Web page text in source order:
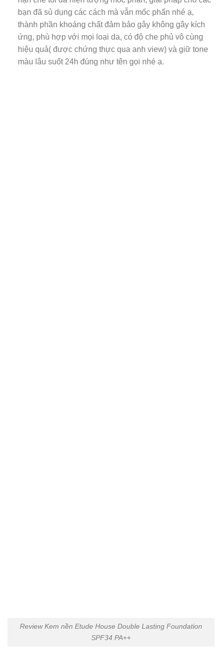
bạn đã sủ dụng các cách mà vẫn mốc phấn nhé ạ,
thành phần khoáng chất đảm bảo gây không gây kích
ứng, phù hợp với mọi loại da, có độ che phủ vô cùng
hiệu quả( được chứng thực qua anh view) và giữ tone
màu lâu suốt 24h đúng như tên gọi nhé ạ.
Review Kem nền Etude House Double Lasting Foundation
SPF34 PA++